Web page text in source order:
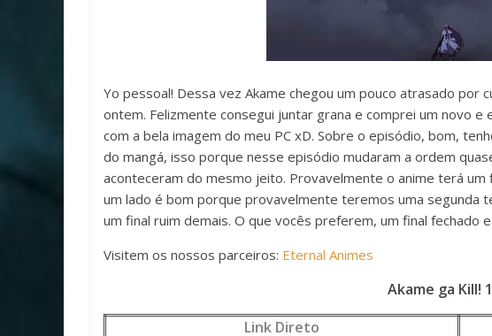
Yo pessoal! Dessa vez Akame chegou um pouco atrasado por
ontem. Felizmente consegui juntar grana e comprei um novo e
com a bela imagem do meu PC xD. Sobre o episódio, bom,
do mangá, isso porque nesse episódio mudaram a ordem
aconteceram do mesmo jeito. Provavelmente o anime terá
um lado é bom porque provavelmente teremos uma segunda
um final ruim demais. O que vocês preferem, um final fechado
Visitem os nossos parceiros: Eternal Animes
Akame ga Kill!
Link Direto